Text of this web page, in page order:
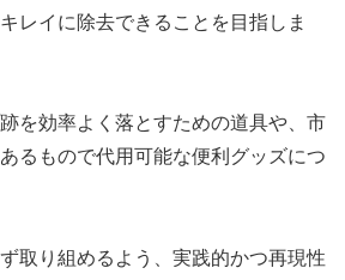
レイに除去できることを目指しま
を効率よく落とすための道具や、市
るもので代用可能な便利グッズにつ
取り組めるよう、実践的かつ再現性